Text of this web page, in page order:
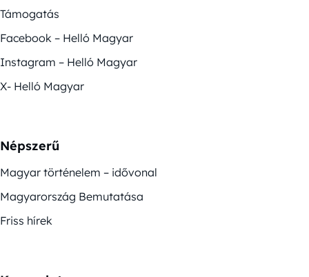
Támogatás
Facebook – Helló Magyar
Instagram – Helló Magyar
X- Helló Magyar
Népszerű
Magyar történelem – idővonal
Magyarország Bemutatása
Friss hírek